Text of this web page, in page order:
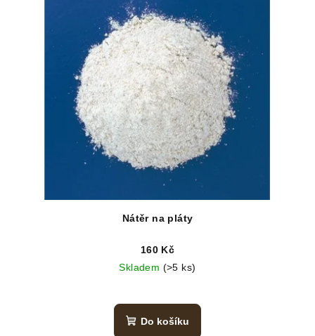
Nátěr na pláty
160 Kč
Skladem (>5 ks)
Do košíku